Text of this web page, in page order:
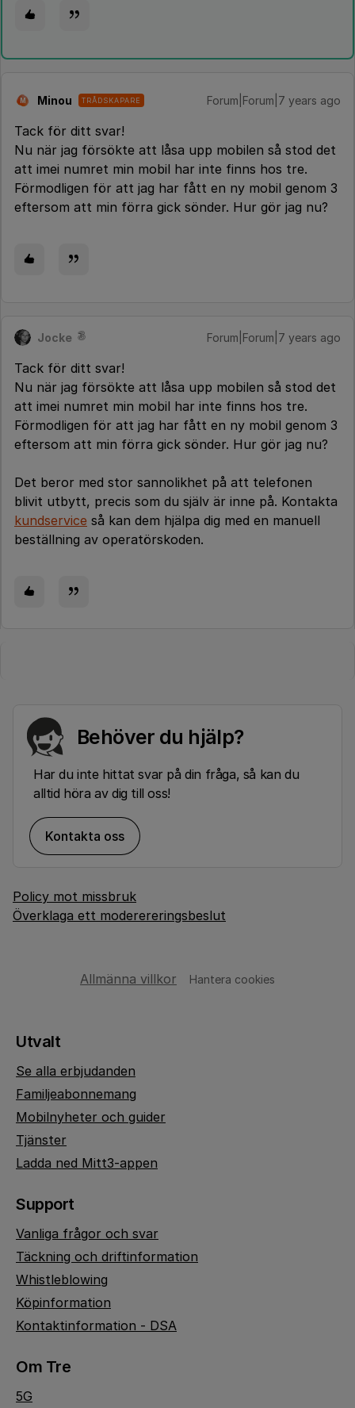
M Minou TRÅDSKAPARE Forum|Forum|7 years ago
Tack för ditt svar!
Nu när jag försökte att låsa upp mobilen så stod det
att imei numret min mobil har inte finns hos tre.
Förmodligen för att jag har fått en ny mobil genom 3
eftersom att min förra gick sönder. Hur gör jag nu?
Jocke Forum|Forum|7 years ago
Tack för ditt svar!
Nu när jag försökte att låsa upp mobilen så stod det
att imei numret min mobil har inte finns hos tre.
Förmodligen för att jag har fått en ny mobil genom 3
eftersom att min förra gick sönder. Hur gör jag nu?
Det beror med stor sannolikhet på att telefonen
blivit utbytt, precis som du själv är inne på. Kontakta
kundservice så kan dem hjälpa dig med en manuell
beställning av operatörskoden.
Behöver du hjälp?
Har du inte hittat svar på din fråga, så kan du
alltid höra av dig till oss!
Kontakta oss
Policy mot missbruk
Överklaga ett moderereringsbeslut
Allmänna villkor Hantera cookies
Utvalt
Se alla erbjudanden
Familjeabonnemang
Mobilnyheter och guider
Tjänster
Ladda ned Mitt3-appen
Support
Vanliga frågor och svar
Täckning och driftinformation
Whistleblowing
Köpinformation
Kontaktinformation - DSA
Om Tre
5G